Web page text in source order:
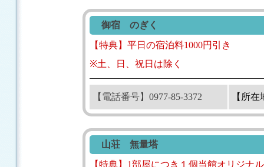
御宿 のぎく
【特典】平日の宿泊料1000円引き
※土、日、祝日は除く
【電話番号】0977-85-3372 【所在
山荘 無量塔
【特典】1部屋につき１個当館オリジナ